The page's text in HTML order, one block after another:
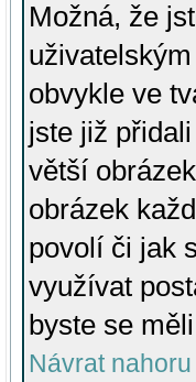
Možná, že
obvykle ve
jste již
větší
obrázek
povolí či jak
využívat
byste se
Návrat nahoru